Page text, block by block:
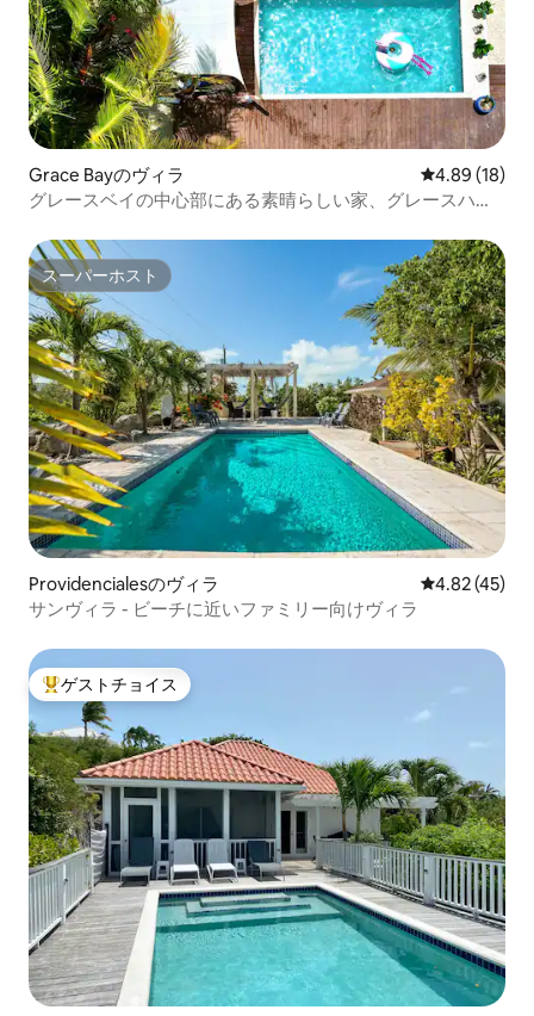
Grace Bayのヴィラ レビュー18
4.89 (18)
グレースベイの中心部にある素晴らしい家、グレースハウ
スーパーホスト
スーパーホスト
Providencialesのヴィラ レビュー45
4.82 (45)
サンヴィラ - ビーチに近いファミリー向けヴィラ
大好評のゲストチョイスです。
ゲストチョイス